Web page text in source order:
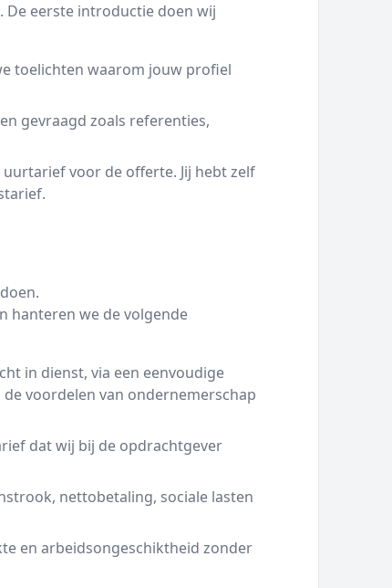
De eerste introductie doen wij
toelichten waarom jouw profiel
gevraagd zoals referenties,
voor de offerte. Jij hebt zelf
hanteren we de volgende
in dienst, via een eenvoudige
voordelen van ondernemerschap
dat wij bij de opdrachtgever
nettobetaling, sociale lasten
en arbeidsongeschiktheid zonder